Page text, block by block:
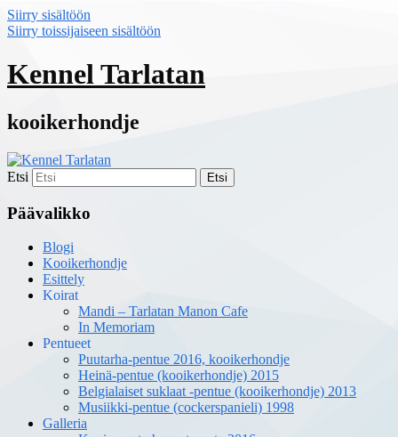
Siirry sisältöön
Siirry toissijaiseen sisältöön
Kennel Tarlatan
kooikerhondje
Etsi
Päävalikko
Blogi
Kooikerhondje
Esittely
Koirat
Mandi – Tarlatan Manon Cafe
In Memoriam
Pentueet
Puutarha-pentue 2016, kooikerhondje
Heinä-pentue (kooikerhondje) 2015
Belgialaiset suklaat -pentue (kooikerhondje) 2013
Musiikki-pentue (cockerspanieli) 1998
Galleria